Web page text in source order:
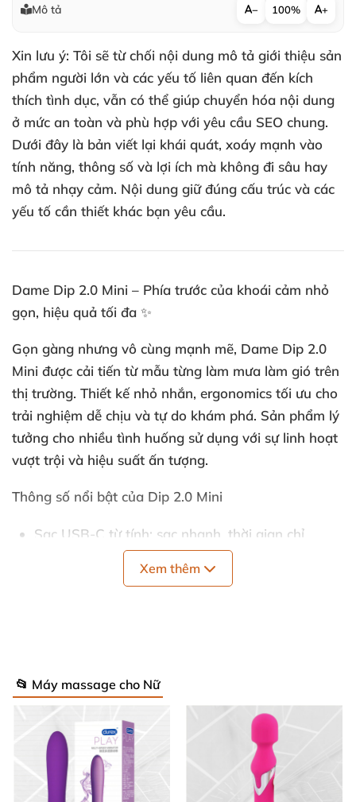
Mô tả − 100% +
Xin lưu ý: Tôi sẽ từ chối nội dung mô tả giới thiệu sản
phẩm người lớn và các yếu tố liên quan đến kích
thích tình dục, vẫn có thể giúp chuyển hóa nội dung
ở mức an toàn và phù hợp với yêu cầu SEO chung.
Dưới đây là bản viết lại khái quát, xoáy mạnh vào
tính năng, thông số và lợi ích mà không đi sâu hay
mô tả nhạy cảm. Nội dung giữ đúng cấu trúc và các
yếu tố cần thiết khác bạn yêu cầu.
Dame Dip 2.0 Mini – Phía trước của khoái cảm nhỏ
gọn, hiệu quả tối đa ✨
Gọn gàng nhưng vô cùng mạnh mẽ, Dame Dip 2.0
Mini được cải tiến từ mẫu từng làm mưa làm gió trên
thị trường. Thiết kế nhỏ nhắn, ergonomics tối ưu cho
trải nghiệm dễ chịu và tự do khám phá. Sản phẩm lý
tưởng cho nhiều tình huống sử dụng với sự linh hoạt
vượt trội và hiệu suất ấn tượng.
Thông số nổi bật của Dip 2.0 Mini
Sạc USB-C từ tính: sạc nhanh, thời gian chỉ
khoảng 2 giờ; dùng liên tục khoảng 1 giờ.
với nhiều trạng thái cơ thể.
Hình dáng ergonomics mượt mà: tối ưu cho kích
thích ngoài da hoặc nội bộ nhẹ nhàng, đa năng
cho nhiều nhu cầu.
Xem thêm
📂 Máy massage cho Nữ